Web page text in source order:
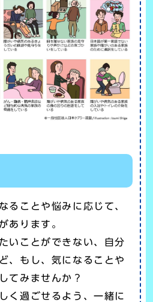
ることや悩みに応じて、
あります。
いことができない、自分
、もし、気になることや
てみませんか？
く過ごせるよう、一緒に